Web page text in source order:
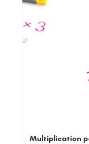
Multiplication